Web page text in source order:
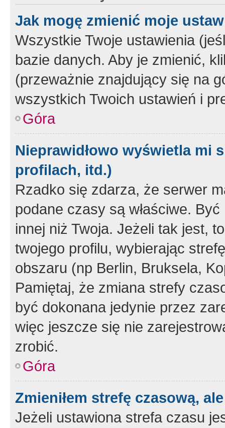
Jak mogę zmienić moje
Wszystkie Twoje ustawienia
bazie danych. Aby je zmienić,
(przeważnie znajdujący się na
wszystkich Twoich ustawień i
Góra
Nieprawidłowo wyświetla mi
profilach, itd.)
Rzadko się zdarza, że serwer
podane czasy są właściwe.
innej niż Twoja. Jeżeli tak jest,
twojego profilu, wybierając
obszaru (np Berlin, Bruksela,
Pamiętaj, że zmiana strefy
być dokonana jedynie przez
więc jeszcze się nie
zrobić.
Góra
Zmieniłem strefę czasową,
Jeżeli ustawiona strefa czasu